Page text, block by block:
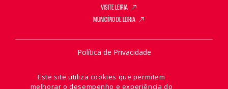
VISITE LEIRIA
MUNICÍPIO DE LEIRIA
Política de Privacidade
Este site utiliza cookies que permitem
melhorar o desempenho e experiência do